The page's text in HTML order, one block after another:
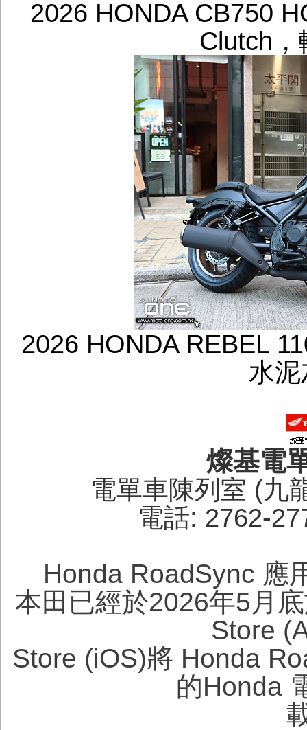
2026 HONDA CB750
Clutch
2026 HONDA REBEL
水
燦基電
電單車陳列室 (九
電話: 2762-
Honda RoadSync 應
本田已經於2026年5月
Store
Store (iOS)將 Honda
的Honda